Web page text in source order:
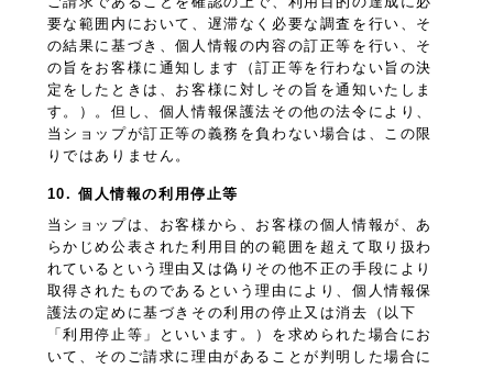
要な範囲内において、遅滞なく必要な調査を行い、そ
の結果に基づき、個人情報の内容の訂正等を行い、そ
の旨をお客様に通知します（訂正等を行わない旨の決
定をしたときは、お客様に対しその旨を通知いたしま
す。）。但し、個人情報保護法その他の法令により、
当ショップが訂正等の義務を負わない場合は、この限
りではありません。
10. 個人情報の利用停止等
当ショップは、お客様から、お客様の個人情報が、あ
らかじめ公表された利用目的の範囲を超えて取り扱わ
れているという理由又は偽りその他不正の手段により
取得されたものであるという理由により、個人情報保
護法の定めに基づきその利用の停止又は消去（以下
「利用停止等」といいます。）を求められた場合にお
いて、そのご請求に理由があることが判明した場合に